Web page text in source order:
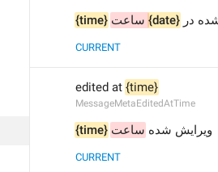
در {date} ساعت {time}
CURRENT
edited at {time}
MessageMetaEditedAtTime
ویرایش شده ساعت {time}
CURRENT